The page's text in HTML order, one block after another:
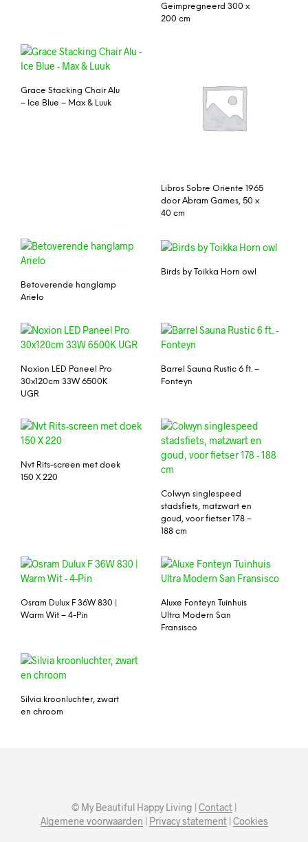
Geimpregneerd 300 x
200 cm
Grace Stacking Chair Alu
– Ice Blue – Max & Luuk
Libros Sobre Oriente 1965
door Abram Games, 50 x
40 cm
Betoverende hanglamp
Arielo
Birds by Toikka Horn owl
Noxion LED Paneel Pro
30x120cm 33W 6500K
UGR
Barrel Sauna Rustic 6 ft. –
Fonteyn
Nvt Rits-screen met doek
150 X 220
Colwyn singlespeed
stadsfiets, matzwart en
goud, voor fietser 178 –
188 cm
Osram Dulux F 36W 830 |
Warm Wit – 4-Pin
Aluxe Fonteyn Tuinhuis
Ultra Modern San
Fransisco
Silvia kroonluchter, zwart
en chroom
© My Beautiful Happy Living | Contact |
Algemene voorwaarden | Privacy statement| Cookies